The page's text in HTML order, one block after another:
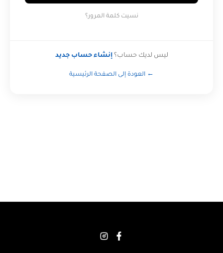
نسيت كلمة المرور؟
ليس لديك حساب؟إنشاء حساب جديد
← العودة إلى الصفحة الرئيسية